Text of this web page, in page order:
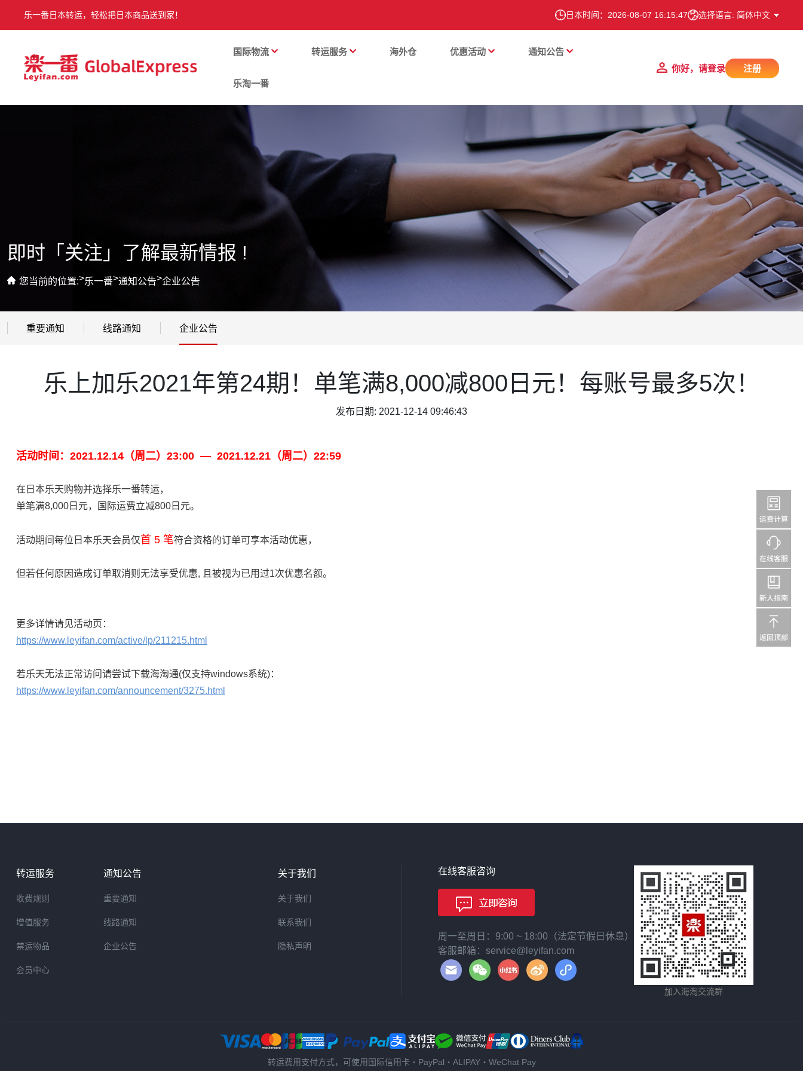
乐一番日本转运，轻松把日本商品送到家！ 日本时间： 2026-08-07 16:15:48 选择语言: 简体中文
国际物流 转运服务 海外仓 优惠活动 通知公告
乐淘一番
你好，请登录 注册
即时「关注」了解最新情报 !
您当前的位置:>乐一番>通知公告>企业公告
重要通知 线路通知 企业公告
乐上加乐2021年第24期！单笔满8,000减800日元！每账号最多5次！
发布日期: 2021-12-14 09:46:43
活动时间：2021.12.14（周二）23:00 — 2021.12.21（周二）22:59
在日本乐天购物并选择乐一番转运，
单笔满8,000日元，国际运费立减800日元。
活动期间每位日本乐天会员仅首 5 笔符合资格的订单可享本活动优惠，
但若任何原因造成订单取消则无法享受优惠, 且被视为已用过1次优惠名额。
更多详情请见活动页：
https://www.leyifan.com/active/lp/211215.html
若乐天无法正常访问请尝试下载海淘通(仅支持windows系统)：
https://www.leyifan.com/announcement/3275.html
转运服务
收费规则
增值服务
禁运物品
会员中心
通知公告
重要通知
线路通知
企业公告
关于我们
关于我们
联系我们
隐私声明
在线客服咨询
周一至周日：9:00 ~ 18:00（法定节假日休息）
客服邮箱：service@leyifan.com
加入海淘交流群
转运费用支付方式，可使用国际信用卡・PayPal・ALIPAY・WeChat Pay